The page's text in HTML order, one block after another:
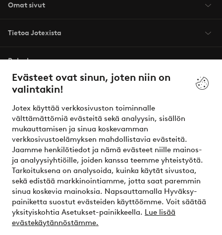
Evästeet ovat sinun, joten niin on
valintakin!
Jotex käyttää verkkosivuston toiminnalle
välttämättömiä evästeitä sekä analyysin, sisällön
mukauttamisen ja sinua koskevamman
verkkosivustoelämyksen mahdollistavia evästeitä.
Jaamme henkilötiedot ja nämä evästeet niille mainos-
ja analyysiyhtiöille, joiden kanssa teemme yhteistyötä.
Tarkoituksena on analysoida, kuinka käytät sivustoa,
sekä edistää markkinointiamme, jotta saat paremmin
sinua koskevia mainoksia. Napsauttamalla Hyväksy-
painiketta suostut evästeiden käyttöömme. Voit säätää
yksityiskohtia Asetukset-painikkeella. Lue lisää
evästekäytännöstämme.
Omat sivut
Tietoa Jotexista
Palvelumme
Ehdot
Ystävät
Turvalliset maksut – maksa nyt tai erissä
Haluatko tietää lisää maksuvaihtoehdoistamme?
elpy